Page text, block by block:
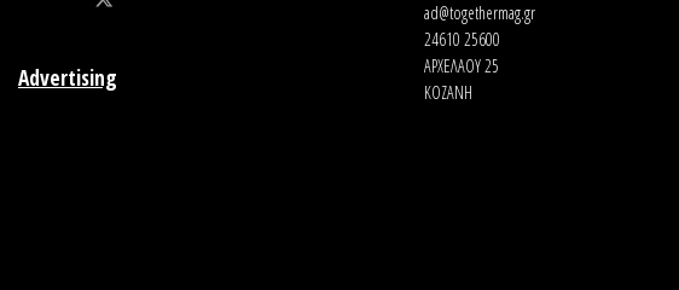
Advertising
ad@togethermag.gr
24610 25600
ΑΡΧΕΛΑΟΥ 25
ΚΟΖΑΝΗ